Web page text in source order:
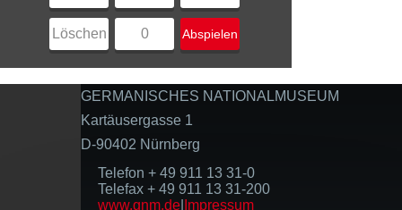
Löschen 0 Abspielen
GERMANISCHES NATIONALMUSEUM
Kartäusergasse 1
D-90402 Nürnberg
Telefon + 49 911 13 31-0
Telefax + 49 911 13 31-200
www.gnm.de Impressum